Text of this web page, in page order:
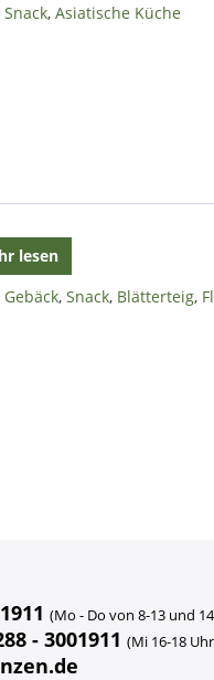
Snack,Asiatische Küche
lesen
Gebäck,Snack, Blätterteig,
(Mo - Do von 8-13 und
- 3001911 (Mi 16-18